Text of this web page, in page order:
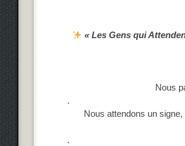
« Les Gens qui
Nous
.
Nous attendons un
.